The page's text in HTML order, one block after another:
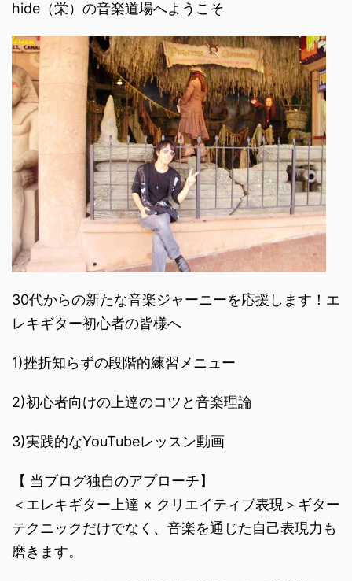
hide（栄）の音楽道場へようこそ
30代からの新たな音楽ジャーニーを応援します！エ
レキギター初心者の皆様へ
1)挫折知らずの段階的練習メニュー
2)初心者向けの上達のコツと音楽理論
3)実践的なYouTubeレッスン動画
【 当ブログ独自のアプローチ】
＜エレキギター上達 × クリエイティブ表現＞ギター
テクニックだけでなく、音楽を通じた自己表現力も
磨きます。